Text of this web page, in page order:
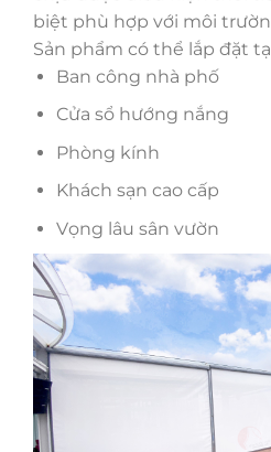
biệt phù hợp với môi
Sản phẩm có thể lắp đặt
Ban công nhà phố
Cửa sổ hướng nắng
Phòng kính
Khách sạn cao cấp
Vọng lâu sân vườn